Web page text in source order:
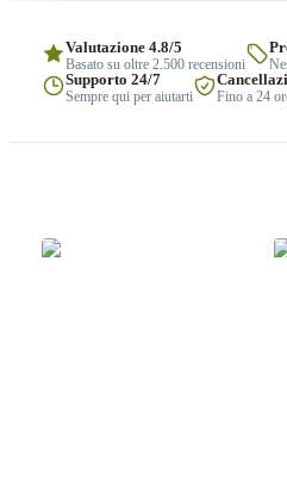
Valutazione 4.8/5
Basato su oltre 2.500 recensioni
Supporto 24/7
Sempre qui per aiutarti Fino a 24